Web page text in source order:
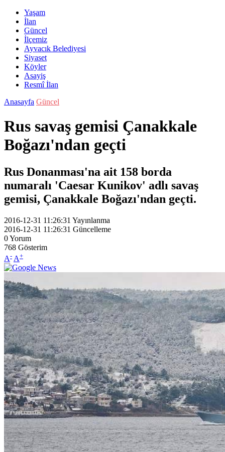
Yaşam
İlan
Güncel
İlçemiz
Ayvacık Belediyesi
Siyaset
Köyler
Asayiş
Resmî İlan
Anasayfa Güncel
Rus savaş gemisi Çanakkale
Boğazı'ndan geçti
Rus Donanması'na ait 158 borda
numaralı 'Caesar Kunikov' adlı savaş
gemisi, Çanakkale Boğazı'ndan geçti.
2016-12-31 11:26:31 Yayınlanma
2016-12-31 11:26:31 Güncelleme
0Yorum
768 Gösterim
A- A+